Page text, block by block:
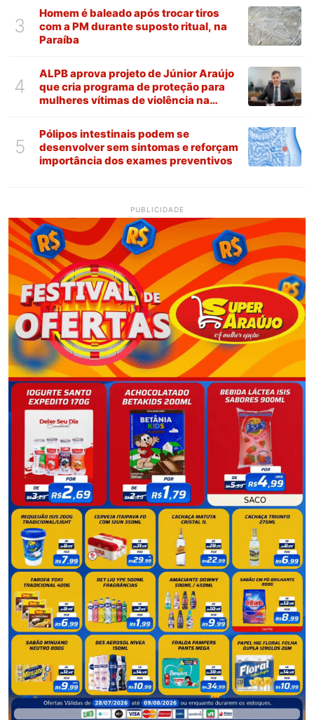
3
Homem é baleado após trocar tiros
com a PM durante suposto ritual, na
Paraíba
4
ALPB aprova projeto de Júnior Araújo
que cria programa de proteção para
mulheres vítimas de violência na
5
Pólipos intestinais podem se
desenvolver sem sintomas e reforçam
importância dos exames preventivos
PUBLICIDADE